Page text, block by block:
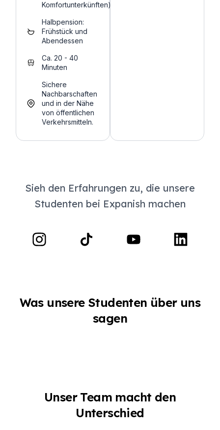
Komfortunterkünften)
Halbpension:
Frühstück und
Abendessen
Ca. 20 - 40
Minuten
Sichere
Nachbarschaften
und in der Nähe
von öffentlichen
Verkehrsmitteln.
Sieh den Erfahrungen zu, die unsere
Studenten bei Expanish machen
Was unsere Studenten über uns
sagen
Unser Team macht den
Unterschied